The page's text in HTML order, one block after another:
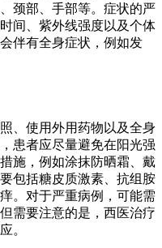
颈部、手部等。症状的严
间、紫外线强度以及个体
伴有全身症状，例如发
、使用外用药物以及全身
患者应尽量避免在阳光强
施，例如涂抹防晒霜、戴
包括糖皮质激素、抗组胺
。对于严重病例，可能需
需要注意的是，西医治疗
。